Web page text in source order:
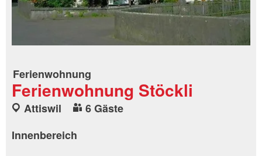
Ferienwohnung
Ferienwohnung Stöckli
Attiswil
6 Gäste
Innenbereich